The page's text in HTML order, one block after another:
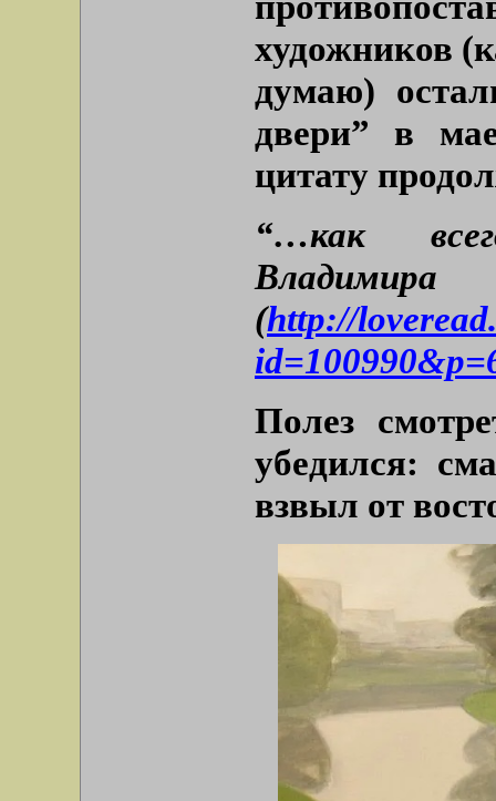
художников
думаю)
двери” в
цитату
“…как
(http://
Полез
убедился:
взвыл от